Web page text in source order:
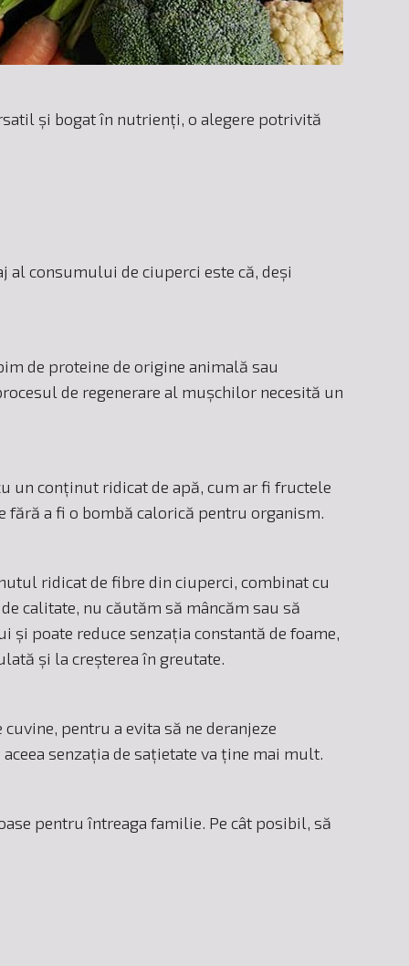
și bogat în nutrienți, o alegere potrivită
consumului de ciuperci este că, deși
de proteine de origine animală sau
de regenerare al mușchilor necesită un
un conținut ridicat de apă, cum ar fi fructele
fără a fi o bombă calorică pentru organism.
ridicat de fibre din ciuperci, combinat cu
calitate, nu căutăm să mâncăm sau să
poate reduce senzația constantă de foame,
și la creșterea în greutate.
pentru a evita să ne deranjeze
senzația de sațietate va ține mai mult.
pentru întreaga familie. Pe cât posibil, să